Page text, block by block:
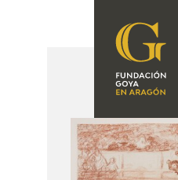
FUNDACIÓN
CENTRO DE
INVESTIGACIÓN Y
DOCUMENTACIÓN